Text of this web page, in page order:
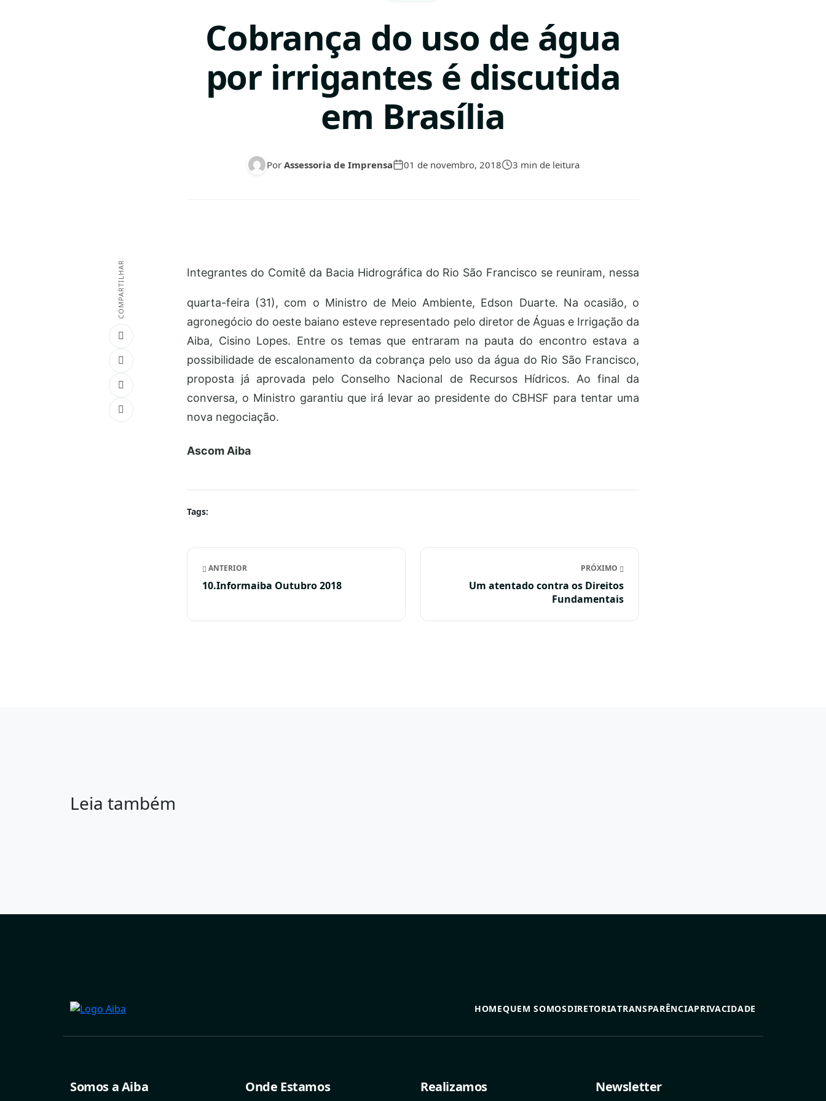
Cobrança do uso de água
por irrigantes é discutida
em Brasília
Por Assessoria de Imprensa 01 de novembro, 2018 3 min de leitura
COMPARTILHAR Integrantes do Comitê da Bacia Hidrográfica do Rio São Francisco se reuniram, nessa
quarta-feira (31), com o Ministro de Meio Ambiente, Edson Duarte. Na ocasião, o
agronegócio do oeste baiano esteve representado pelo diretor de Águas e Irrigação da
Aiba, Cisino Lopes. Entre os temas que entraram na pauta do encontro estava a
possibilidade de escalonamento da cobrança pelo uso da água do Rio São Francisco,
proposta já aprovada pelo Conselho Nacional de Recursos Hídricos. Ao final da
conversa, o Ministro garantiu que irá levar ao presidente do CBHSF para tentar uma
nova negociação.
Ascom Aiba
Tags:
ANTERIOR
10.Informaiba Outubro 2018
PRÓXIMO
Um atentado contra os Direitos
Fundamentais
Leia também
HOMEQUEM SOMOSDIRETORIATRANSPARÊNCIAPRIVACIDADE
Somos a Aiba Onde Estamos Realizamos Newsletter